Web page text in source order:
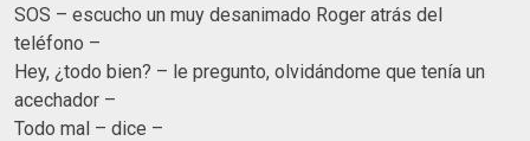
SOS – escucho un muy desanimado Roger atrás del
teléfono –
Hey, ¿todo bien? – le pregunto, olvidándome que tenía un
acechador –
Todo mal – dice –